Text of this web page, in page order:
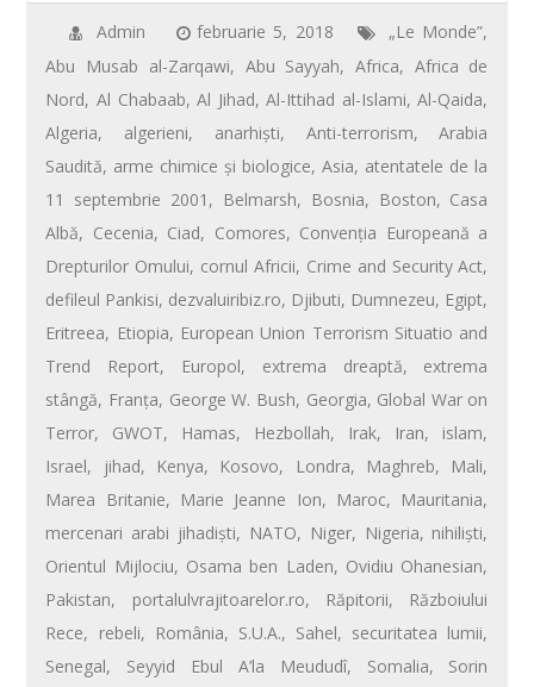
b
o
o
k
er e
st
s
A
p
p
je
az
ă
Admin februarie 5, 2018 „Le Monde”,
Abu Musab al-Zarqawi, Abu Sayyah, Africa, Africa de
Nord, Al Chabaab,Al Jihad,Al-Ittihad al-Islami,Al-Qaida,
Algeria, algerieni, anarhişti, Anti-terrorism,Arabia
Saudită, arme chimice şi biologice,Asia, atentatele de la
11 septembrie 2001 , Belmarsh, Bosnia, Boston, Casa
Albă, Cecenia, Ciad, Comores, Convenţia Europeană a
Drepturilor Omului, cornul Africii, Crime and Security Act,
defileul Pankisi, dezvaluiribiz.ro, Djibuti, Dumnezeu, Egipt,
Eritreea, Etiopia, European Union Terrorism Situatio and
Trend Report, Europol, extrema dreaptă, extrema
stângă, Franţa, George W. Bush, Georgia, Global War on
Terror, GWOT, Hamas, Hezbollah, Irak, Iran, islam,
Israel, jihad, Kenya, Kosovo, Londra, Maghreb, Mali,
Marea Britanie, Marie Jeanne Ion, Maroc, Mauritania,
mercenari arabi jihadişti, NATO, Niger, Nigeria, nihilişti,
Orientul Mijlociu, Osama ben Laden, Ovidiu Ohanesian,
Pakistan, portalulvrajitoarelor.ro, Răpitorii, Războiului
Rece, rebeli, România, S.U.A., Sahel, securitatea lumii,
Senegal, Seyyid Ebul A’la Meududî, Somalia, Sorin